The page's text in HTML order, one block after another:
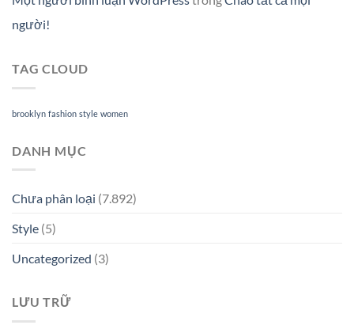
người!
TAG CLOUD
brooklyn fashion style women
DANH MỤC
Chưa phân loại (7.892)
Style (5)
Uncategorized (3)
LƯU TRỮ